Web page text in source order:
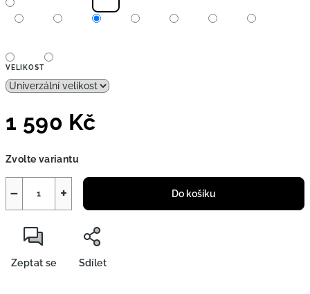
VELIKOST
1 590 Kč
cena:
Zvolte variantu
+
− Do košíku
Zeptat se Sdílet